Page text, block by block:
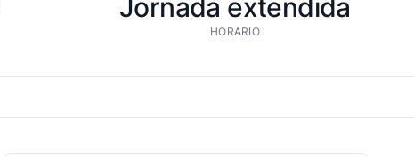
Jornada extendida
HORARIO